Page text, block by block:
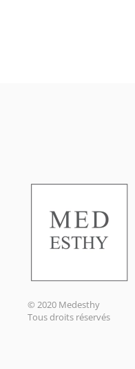
© 2020 Medesthy
Tous droits réservés